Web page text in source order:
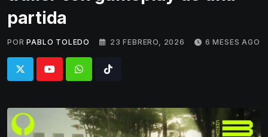
partida
POR PABLO TOLEDO 23 FEBRERO, 2026 6 MESES AGO
WhatsappTiktok